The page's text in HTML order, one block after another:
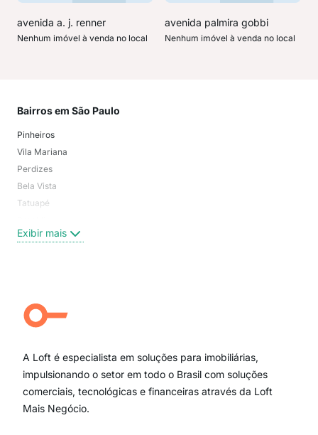
avenida a. j. renner
Nenhum imóvel à venda no local
avenida palmira gobbi
Nenhum imóvel à venda no local
Bairros em São Paulo
Pinheiros
Vila Mariana
Perdizes
Bela Vista
Tatuapé
Centro
Campo Belo
Ipiranga
Paraíso
Itaim Bibi
Exibir mais
A Loft é especialista em soluções para imobiliárias,
impulsionando o setor em todo o Brasil com soluções
comerciais, tecnológicas e financeiras através da Loft
Mais Negócio.